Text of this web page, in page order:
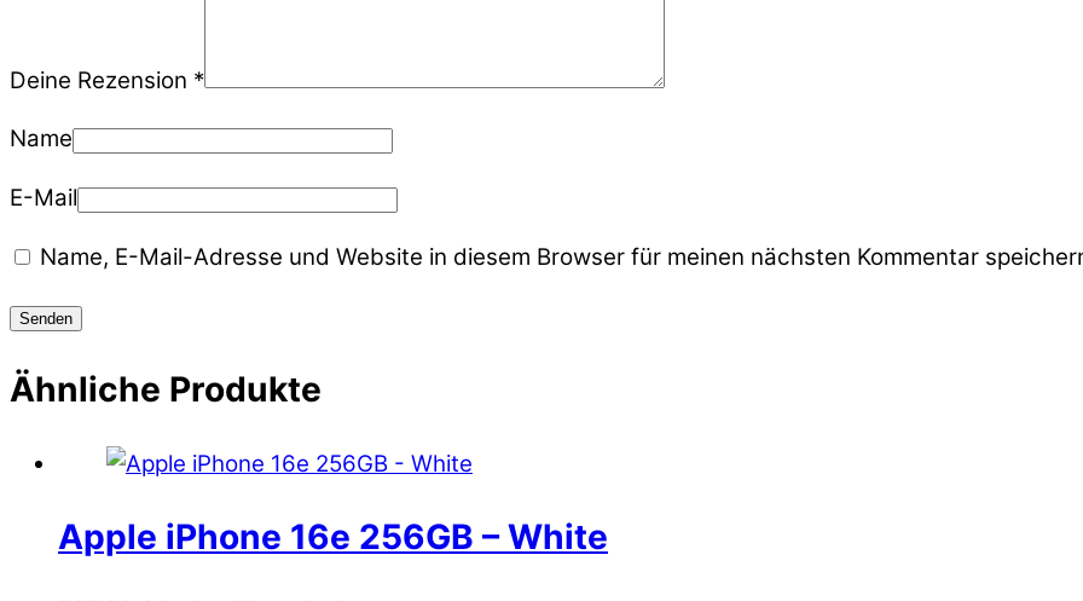
Deine Rezension *
Name
E-Mail
Name, E-Mail-Adresse und Website in diesem Browser für meinen nächsten Kommentar
Ähnliche Produkte
Apple iPhone 16e 256GB – White